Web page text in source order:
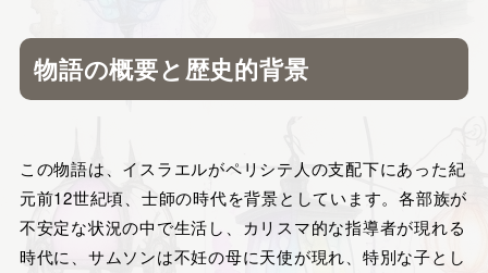
物語の概要と歴史的背景
この物語は、イスラエルがペリシテ人の支配下にあった紀
元前12世紀頃、士師の時代を背景としています。各部族が
不安定な状況の中で生活し、カリスマ的な指導者が現れる
時代に、サムソンは不妊の母に天使が現れ、特別な子とし